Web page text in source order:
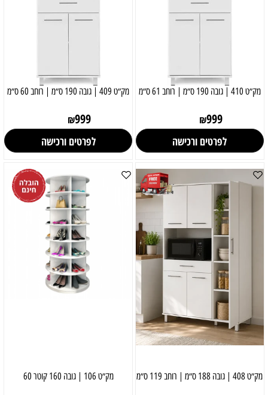
מק״ט 410 | גובה 190 ס״מ | רוחב 61 ס״מ
₪999
לפרטים ורכישה
מק״ט 409 | גובה 190 ס״מ | רוחב 60 ס״מ
₪999
לפרטים ורכישה
מק״ט 408 | גובה 188 ס״מ | רוחב 119 ס״מ מק״ט 106 | גובה 160 קוטר 60